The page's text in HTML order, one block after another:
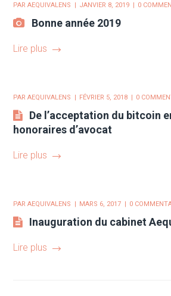
PARAEQUIVALENS JANVIER 8, 2019 0
Bonne année 2019
Lire plus
PARAEQUIVALENS FÉVRIER 5, 2018 0
De l’acceptation du bitcoin
honoraires d’avocat
Lire plus
PARAEQUIVALENS MARS 6, 2017 0
Inauguration du cabinet
Lire plus